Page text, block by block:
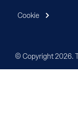
© Copyright 2026.
Cookie